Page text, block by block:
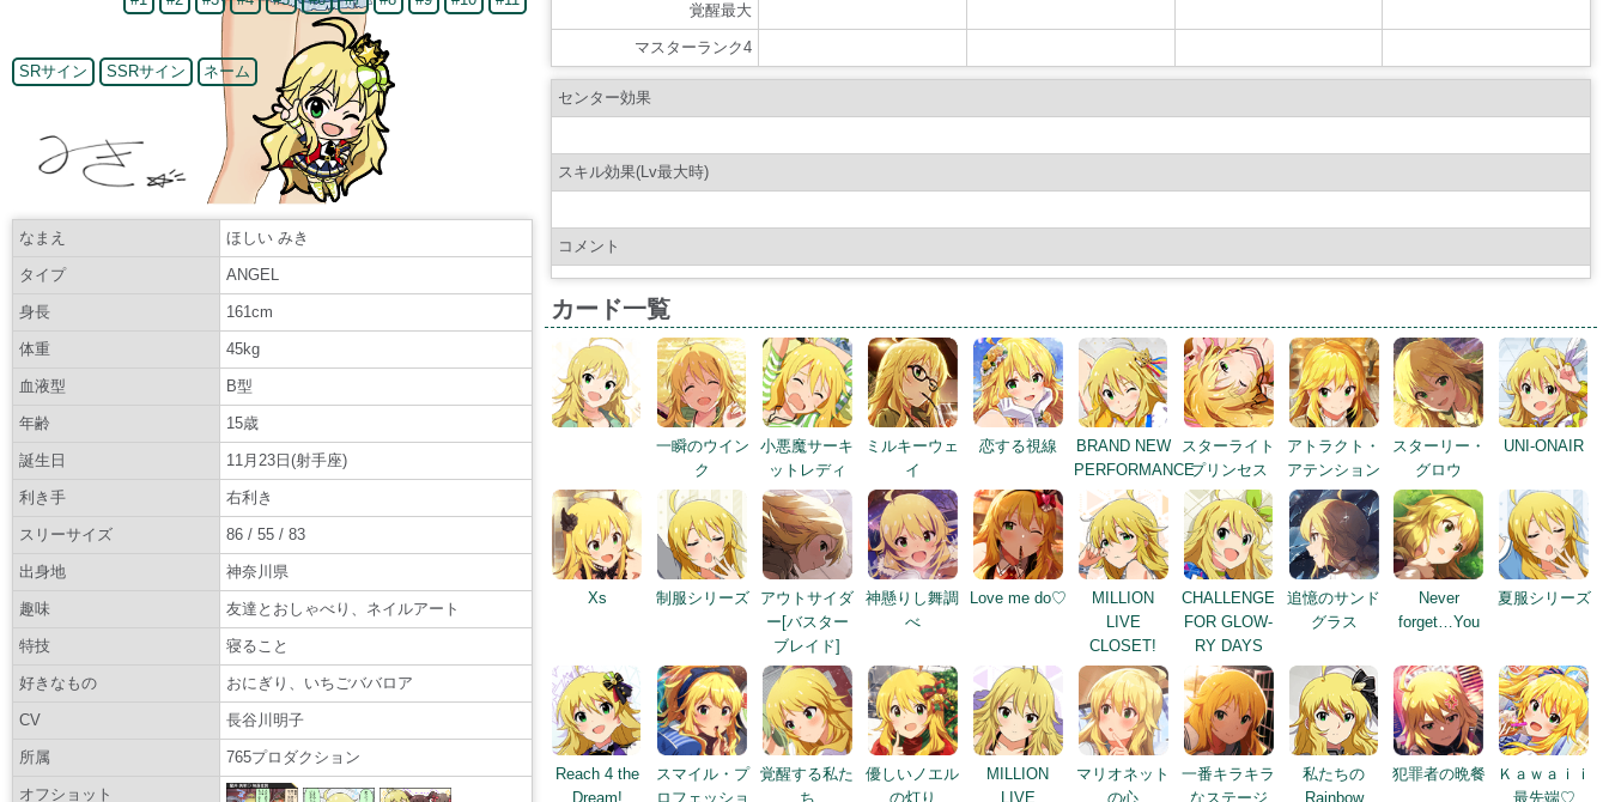
SRサイン SSRサイン ネーム
なまえ ほしい みき
タイプ ANGEL
身長 161cm
体重 45kg
血液型 B型
年齢 15歳
誕生日 11月23日(射手座)
利き手 右利き
スリーサイズ 86 / 55 / 83
出身地 神奈川県
趣味 友達とおしゃべり、ネイルアート
特技 寝ること
好きなもの おにぎり、いちごババロア
CV 長谷川明子
所属 765プロダクション
オフショット
覚醒最大
マスターランク4
センター効果
スキル効果(Lv最大時)
コメント
カード一覧
一瞬のウイン
ク
小悪魔サーキ
ットレディ
ミルキーウェ
イ
恋する視線
BRAND NEW
PERFORMANCE
スターライト
プリンセス
アトラクト・
アテンション
スターリー・
グロウ
UNI-ONAIR
Xs 制服シリーズ
アウトサイダ
ー[バスター
ブレイド]
神懸りし舞調
べ
Love me do♡
MILLION
LIVE
CLOSET!
CHALLENGE
FOR GLOW-
RY DAYS
追憶のサンド
グラス
Never
forget…You
夏服シリーズ
Reach 4 the
Dream!
スマイル・プ
ロフェッショ
覚醒する私た
ち
優しいノエル
の灯り
MILLION
LIVE
マリオネット
の心
一番キラキラ
なステージ
私たちの
Rainbow
犯罪者の晩餐
Ｋａｗａｉｉ
最先端♡